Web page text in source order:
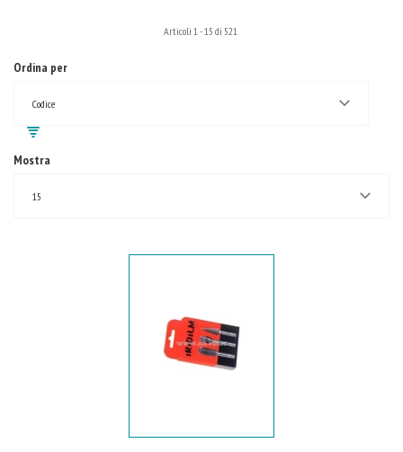
Ordina per
Codice
Articoli 1 -15 di 521
Mostra
15